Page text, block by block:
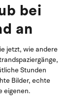
bei
an
jetzt, wie andere
Stunden
Bilder, echte
eigenen.